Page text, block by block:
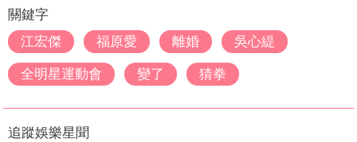
關鍵字
江宏傑
福原愛 離婚 吳心緹
全明星運動會 變了 猜拳
追蹤娛樂星聞